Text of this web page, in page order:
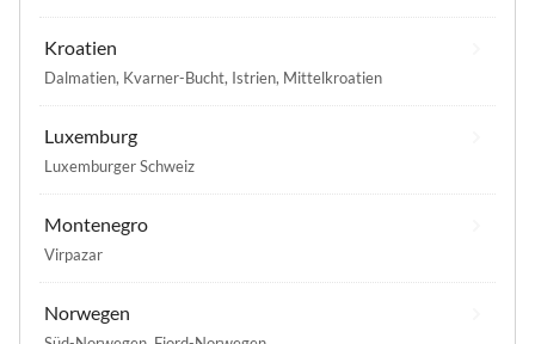
Kroatien
Dalmatien, Kvarner-Bucht, Istrien, Mittelkroatien
Luxemburg
Luxemburger Schweiz
Montenegro
Virpazar
Norwegen